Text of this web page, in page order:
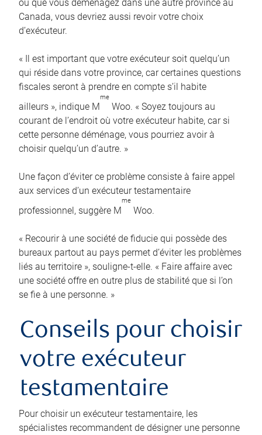
ou que vous déménagez dans une autre province au
Canada, vous devriez aussi revoir votre choix
d’exécuteur.
« Il est important que votre exécuteur soit quelqu’un
qui réside dans votre province, car certaines questions
fiscales seront à prendre en compte s’il habite
ailleurs », indique M
me
Woo. « Soyez toujours au
courant de l’endroit où votre exécuteur habite, car si
cette personne déménage, vous pourriez avoir à
choisir quelqu’un d’autre. »
Une façon d’éviter ce problème consiste à faire appel
aux services d’un exécuteur testamentaire
professionnel, suggère M
me
Woo.
« Recourir à une société de fiducie qui possède des
bureaux partout au pays permet d’éviter les problèmes
liés au territoire », souligne-t-elle. « Faire affaire avec
une société offre en outre plus de stabilité que si l’on
se fie à une personne. »
Conseils pour choisir
votre exécuteur
testamentaire
Pour choisir un exécuteur testamentaire, les
spécialistes recommandent de désigner une personne